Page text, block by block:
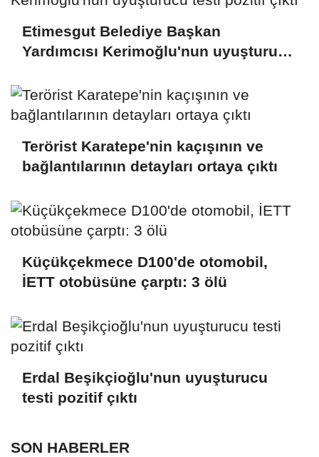
Etimesgut Belediye Başkan
Yardımcısı Kerimoğlu'nun uyuşturucu
Terörist Karatepe'nin kaçışının ve
bağlantılarının detayları ortaya çıktı
Küçükçekmece D100'de otomobil,
İETT otobüsüne çarptı: 3 ölü
Erdal Beşikçioğlu'nun uyuşturucu
testi pozitif çıktı
SON HABERLER